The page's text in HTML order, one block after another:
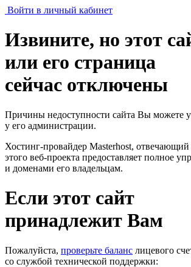
Войти в личный кабинет
Извините, но этот
или его страница
сейчас отключены
Причины недоступности сайта Вы можете
у его администрации.
Хостинг-провайдер Masterhost,
этого веб-проекта предоставляет полное
и доменами его владельцам.
Если этот сайт
принадлежит Вам
Пожалуйста, проверьте баланс лицевого
со службой технической поддержки: